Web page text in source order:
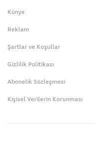
Künye
Reklam
Şartlar ve Koşullar
Gizlilik Politikası
Abonelik Sözleşmesi
Kişisel Verilerin Korunması